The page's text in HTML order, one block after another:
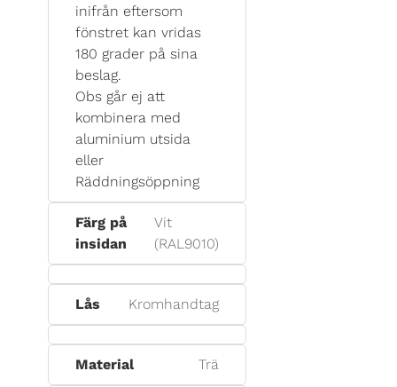
inifrån eftersom
fönstret kan vridas
180 grader på sina
beslag.
Obs går ej att
kombinera med
aluminium utsida
eller
Räddningsöppning
Färg på
insidan
Vit
(RAL9010)
Lås Kromhandtag
Material Trä